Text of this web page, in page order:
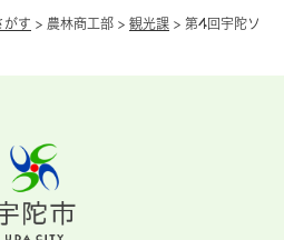
がす > 農林商工部 > 観光課 > 第4回宇陀ソ